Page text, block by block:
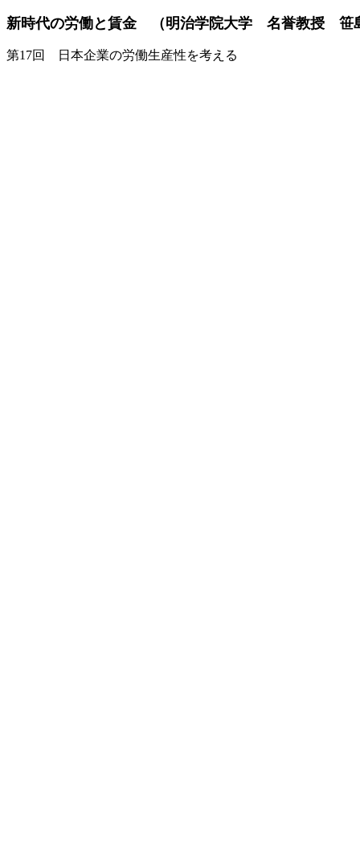
新時代の労働と賃金 （明治学院大学 名誉教授 笹
第17回 日本企業の労働生産性を考える